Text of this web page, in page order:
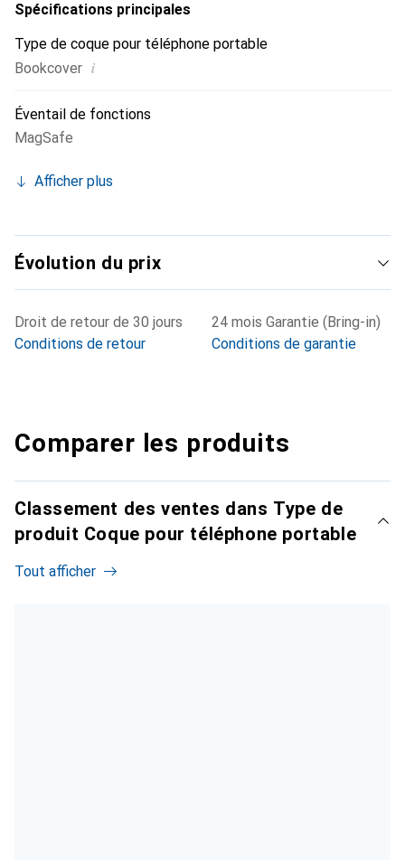
Spécifications principales
Type de coque pour téléphone portable
Bookcover i
Éventail de fonctions
MagSafe
Afficher plus
Évolution du prix
Droit de retour de 30 jours
Conditions de retour
24 mois Garantie (Bring-in)
Conditions de garantie
Comparer les produits
Classement des ventes dans Type de
produit Coque pour téléphone portable
Tout afficher